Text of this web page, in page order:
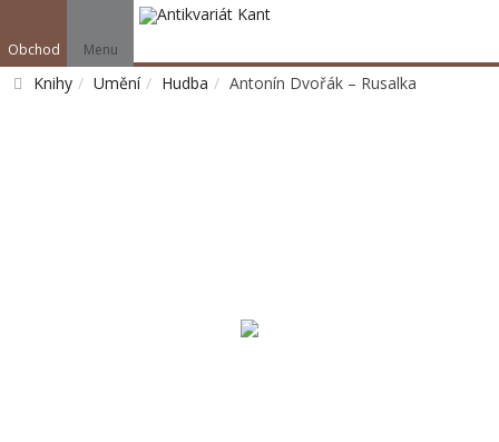
Obchod Menu
Knihy Umění Hudba Antonín Dvořák – Rusalka